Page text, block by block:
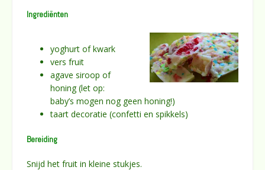
Ingrediënten
yoghurt of kwark
vers fruit
agave siroop of
honing (let op:
baby’s mogen nog geen honing!)
taart decoratie (confetti en spikkels)
Bereiding
Snijd het fruit in kleine stukjes.